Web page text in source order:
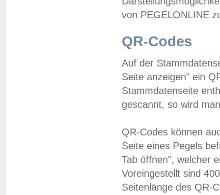
von PEGELONLINE
QR-Codes
Auf der
Seite anzeigen" ein
Stammdatenseite
gescannt, so wird
QR-Codes können
Seite eines Pegels
Tab öffnen", welcher
Voreingestellt sind
Seitenlänge des QR-